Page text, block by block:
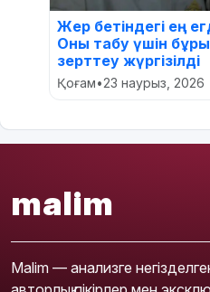
Жер бетіндегі ең
Оны табу үшін
зерттеу жүргізілді
Қоғам•23 наурыз, 2026
malim
Malim — анализге